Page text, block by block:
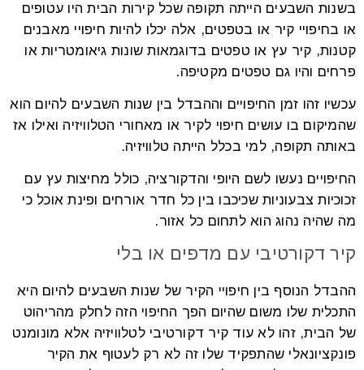
בשנות השבעים הייתה תקופה שכל קירות הבית היו עטופים
או בחיפויי קיר או בטפטים, אלה יכלו להיות חיפויי מאבנים
קטנות, קיר עץ או טפטים בדוגמאות שונות גיאומטריות או
פרחים והיו גם טפטים מקטיפה.
עכשיו זהו זמן החיפויים וההבדל בין שנות השבעים להיום הוא
שהמיקום בו עושים חיפוי לקיר או מאחורי הטלוויזיה ואילו אז
באותה תקופה, למי בכלל הייתה טלוויזיה.
החיפויים נעשו לשם היופי והדקורציה, כולל מחיצות עץ עם
זכוכיות צבעוניות שכיכבו בין כל חדר אורחים ופינת אוכל כי
מה שהיה נהוג הוא לתחום כל אזור.
קיר דקורטיבי עם מדפים או בלי
ההבדל הנוסף בין חיפויי הקיר של שנות השבעים להיום היא
התכלית שלו משום שהיום הפך החיפוי הזה לחלק מהריהוט
של הבית, זהו לא עוד קיר דקורטיבי לטלוויזיה אלא מונומנט
פונקציונאלי שהתפקיד שלו זה לא רק לעטוף את הקיר